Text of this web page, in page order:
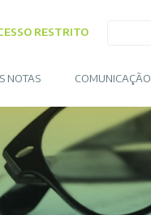
RESTRITO
NOTAS COMUNICAÇÃO